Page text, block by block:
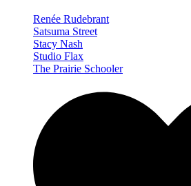
Renée Rudebrant
Satsuma Street
Stacy Nash
Studio Flax
The Prairie Schooler